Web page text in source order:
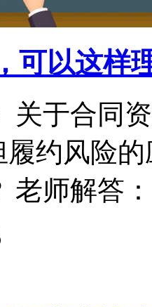
可以这样
关于合同
履约风险
老师解答